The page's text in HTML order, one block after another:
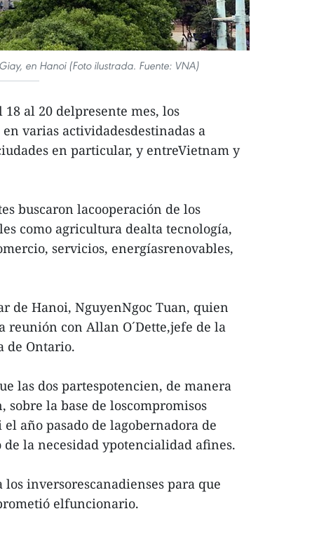
en Hanoi (Foto ilustrada. Fuente: VNA)
al 20 delpresente mes, los
varias actividadesdestinadas a
en particular, y entreVietnam y
buscaron lacooperación de los
como agricultura dealta tecnología,
servicios, energíasrenovables,
de Hanoi, NguyenNgoc Tuan, quien
reunión con Allan O´Dette,jefe de la
de Ontario.
las dos partespotencien, de manera
la base de loscompromisos
año pasado de lagobernadora de
la necesidad ypotencialidad afines.
inversorescanadienses para que
elfuncionario.